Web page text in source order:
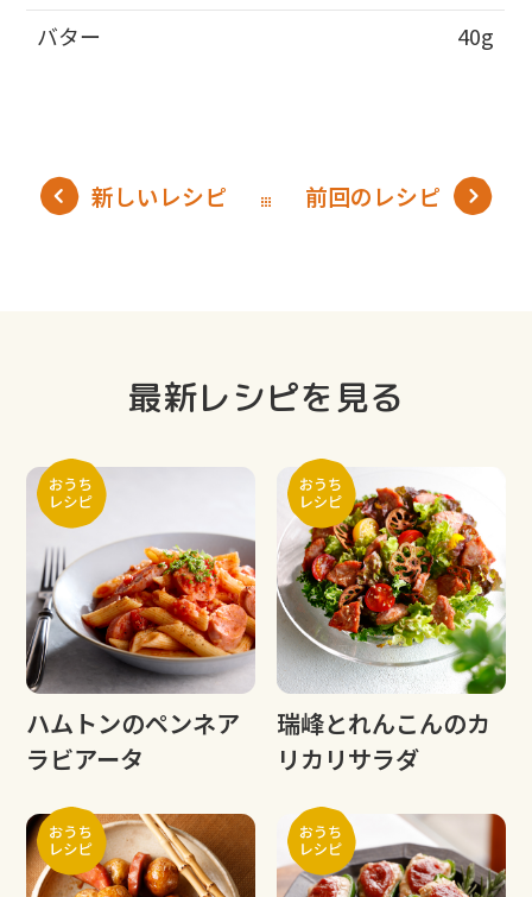
バター 40g
新しいレシピ 前回のレシピ
最新レシピを見る
ハムトンのペンネア
ラビアータ
瑞峰とれんこんのカ
リカリサラダ